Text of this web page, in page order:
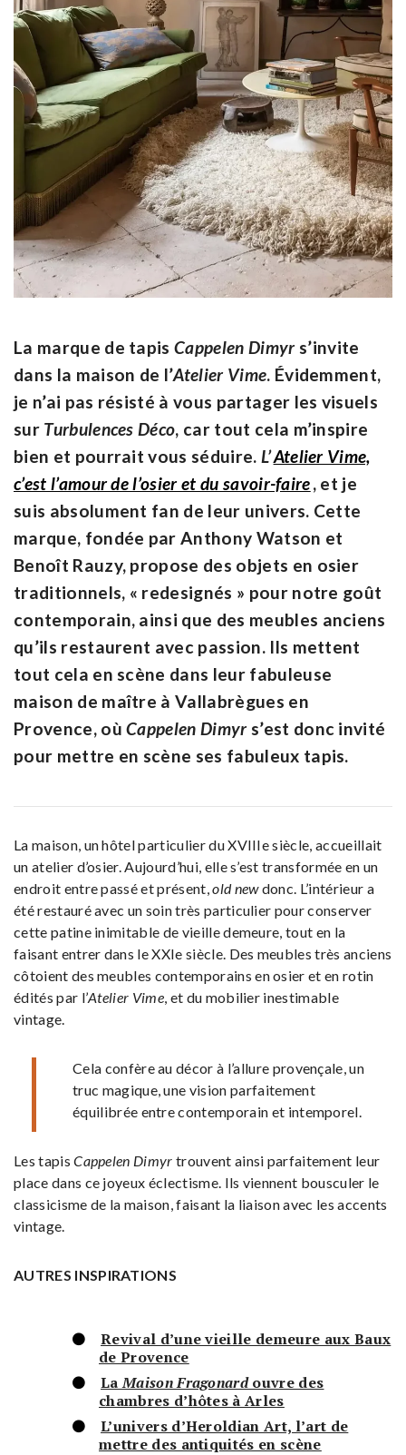
La marque de tapisCappelen Dimyr s’invite
dans la maison de l’Atelier Vime. Évidemment,
je n’ai pas résisté à vous partager les visuels
sur Turbulences Déco, car tout cela m’inspire
bien et pourrait vous séduire. L’Atelier Vime,
c’est l’amour de l’osier et du savoir-faire, et je
suis absolument fan de leur univers. Cette
marque, fondée par Anthony Watson et
Benoît Rauzy, propose des objets en osier
traditionnels, « redesignés » pour notre goût
contemporain, ainsi que des meubles anciens
qu’ils restaurent avec passion. Ils mettent
tout cela en scène dans leur fabuleuse
maison de maître à Vallabrègues en
Provence, oùCappelen Dimyrs’est donc invité
pour mettre en scène ses fabuleux tapis.
La maison, un hôtel particulier du XVIIIe siècle, accueillait
un atelier d’osier. Aujourd’hui, elle s’est transformée en un
endroit entre passé et présent,old newdonc. L’intérieur a
été restauré avec un soin très particulier pour conserver
cette patine inimitable de vieille demeure, tout en la
faisant entrer dans le XXIe siècle. Des meubles très anciens
côtoient des meubles contemporains en osier et en rotin
édités par l’Atelier Vime , et du mobilier inestimable
vintage.
Cela confère au décor à l’allure provençale, un
truc magique, une vision parfaitement
équilibrée entre contemporain et intemporel.
Les tapisCappelen Dimyr trouvent ainsi parfaitement leur
place dans ce joyeux éclectisme. Ils viennent bousculer le
classicisme de la maison, faisant la liaison avec les accents
vintage.
AUTRES INSPIRATIONS
Revival d’une vieille demeure aux Baux
de Provence
LaMaison Fragonardouvre des
chambres d’hôtes à Arles
L’univers d’Heroldian Art, l’art de
mettre des antiquités en scène